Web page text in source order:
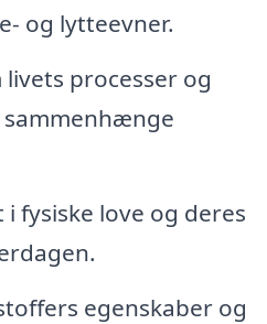
og lytteevner.
processer og
i fysiske love og deres
egenskaber og